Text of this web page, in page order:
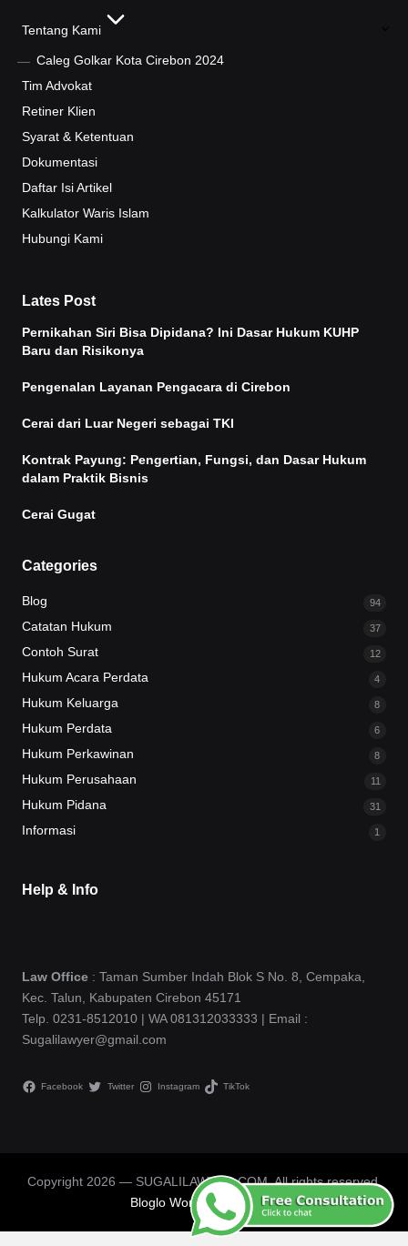
Tentang Kami
Caleg Golkar Kota Cirebon 2024
Tim Advokat
Retiner Klien
Syarat & Ketentuan
Dokumentasi
Daftar Isi Artikel
Kalkulator Waris Islam
Hubungi Kami
Lates Post
Pernikahan Siri Bisa Dipidana? Ini Dasar Hukum KUHP
Baru dan Risikonya
Pengenalan Layanan Pengacara di Cirebon
Cerai dari Luar Negeri sebagai TKI
Kontrak Payung: Pengertian, Fungsi, dan Dasar Hukum
dalam Praktik Bisnis
Cerai Gugat
Categories
Blog 94
Catatan Hukum 37
Contoh Surat 12
Hukum Acara Perdata 4
Hukum Keluarga 8
Hukum Perdata 6
Hukum Perkawinan 8
Hukum Perusahaan 11
Hukum Pidana 31
Informasi 1
Help & Info
Law Office : Taman Sumber Indah Blok S No. 8, Cempaka,
Kec. Talun, Kabupaten Cirebon 45171
Telp. 0231-8512010 | WA 081312033333 | Email :
Sugalilawyer@gmail.com
Facebook Twitter Instagram TikTok
Copyright 2026 — SUGALILAWYER.COM. All rights reserved.
Bloglo WordPress Theme